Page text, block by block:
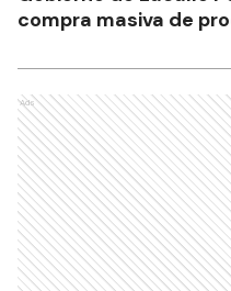
compra masiva de
Ads